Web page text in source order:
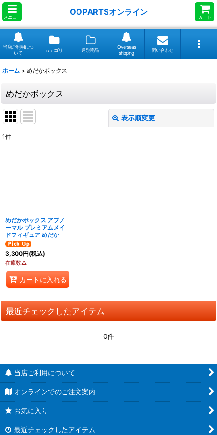
メニュー
OOPARTSオンライン
カート
当店ご利用につ
いて
カテゴリ 月別商品
Overseas
shipping
問い合わせ
ホーム > めだかボックス
めだかボックス
表示順変更
1件
めだかボックス アブノ
ーマル プレミアムメイ
ドフィギュア めだか
3,300円(税込)
在庫数△
カートに入れる
最近チェックしたアイテム
0件
当店ご利用について
オンラインでのご注文案内
お気に入り
最近チェックしたアイテム